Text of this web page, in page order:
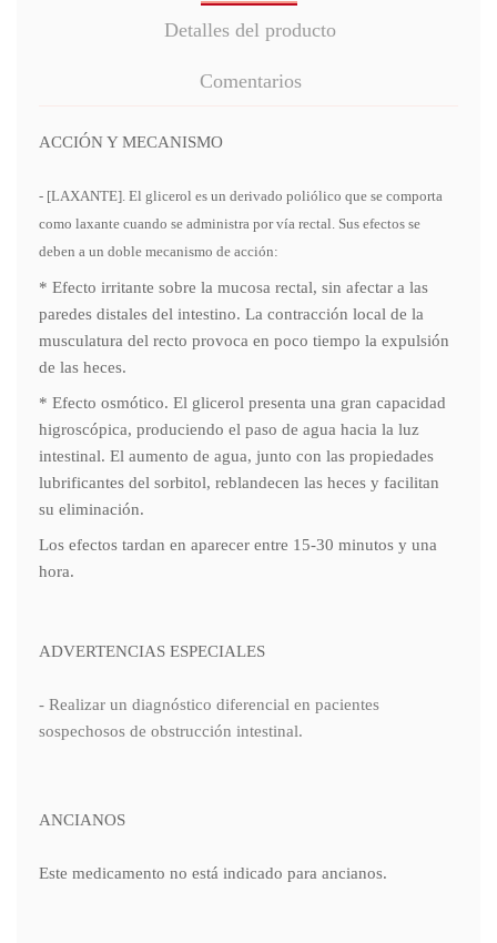
Detalles del producto
Comentarios
ACCIÓN Y MECANISMO
- [LAXANTE]. El glicerol es un derivado poliólico que se comporta
como laxante cuando se administra por vía rectal. Sus efectos se
deben a un doble mecanismo de acción:
* Efecto irritante sobre la mucosa rectal, sin afectar a las
paredes distales del intestino. La contracción local de la
musculatura del recto provoca en poco tiempo la expulsión
de las heces.
* Efecto osmótico. El glicerol presenta una gran capacidad
higroscópica, produciendo el paso de agua hacia la luz
intestinal. El aumento de agua, junto con las propiedades
lubrificantes del sorbitol, reblandecen las heces y facilitan
su eliminación.
Los efectos tardan en aparecer entre 15-30 minutos y una
hora.
ADVERTENCIAS ESPECIALES
- Realizar un diagnóstico diferencial en pacientes
sospechosos de obstrucción intestinal.
ANCIANOS
Este medicamento no está indicado para ancianos.